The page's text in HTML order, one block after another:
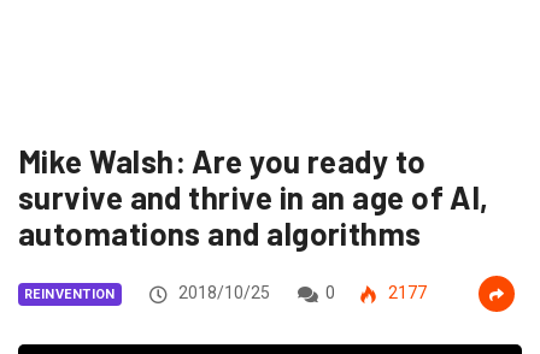
Mike Walsh: Are you ready to
survive and thrive in an age of AI,
automations and algorithms
REINVENTION 2018/10/25 0 2177